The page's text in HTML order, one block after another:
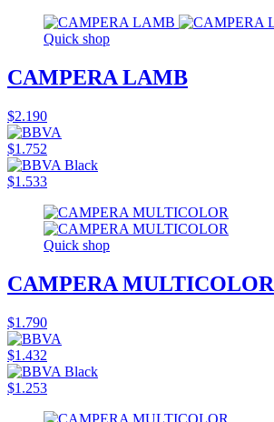
Quick shop
CAMPERA LAMB
$2.190
$1.752
$1.533
Quick shop
CAMPERA MULTICOLOR
$1.790
$1.432
$1.253